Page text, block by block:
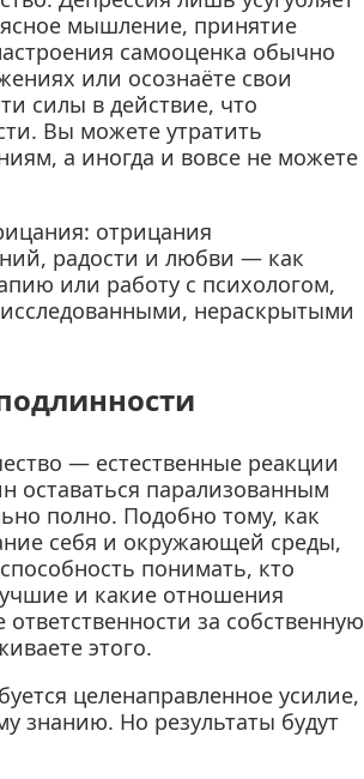
ясное мышление, принятие
самооценка обычно
или осознаёте свои
силы в действие, что
Вы можете утратить
а иногда и вовсе не можете
отрицания
радости и любви — как
или работу с психологом,
нераскрытыми
— естественные реакции
оставаться парализованным
полно. Подобно тому, как
себя и окружающей среды,
понимать, кто
и какие отношения
за собственную
этого.
целенаправленное усилие,
знанию. Но результаты будут